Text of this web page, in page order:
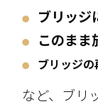
● ブリッジ
● このまま
● ブリッジの
など、ブリ